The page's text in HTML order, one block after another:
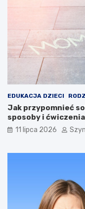
EDUKACJA DZIECI
Jak przypomnieć
sposoby i ćwiczenia
11 lipca 2026